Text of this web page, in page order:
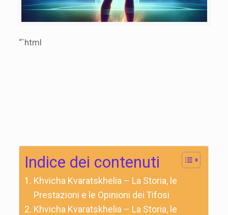
“`html
Indice dei contenuti
Khvicha Kvaratskhelia – La Storia, le
Prestazioni e le Opinioni dei Tifosi
Khvicha Kvaratskhelia – La Storia, le